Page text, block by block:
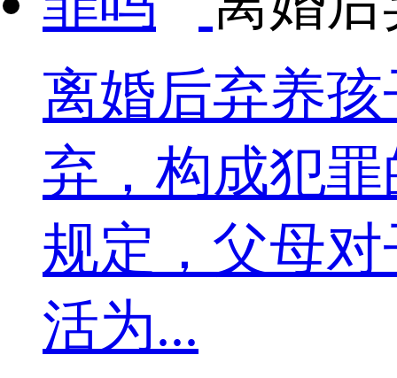
离婚后弃养
弃，构成犯
规定，父母
活为...